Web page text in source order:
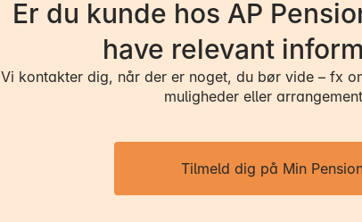
Er du kunde hos AP
have relevant
Vi kontakter dig, når der er noget, du bør vide – fx
muligheder eller
Tilmeld dig på Min